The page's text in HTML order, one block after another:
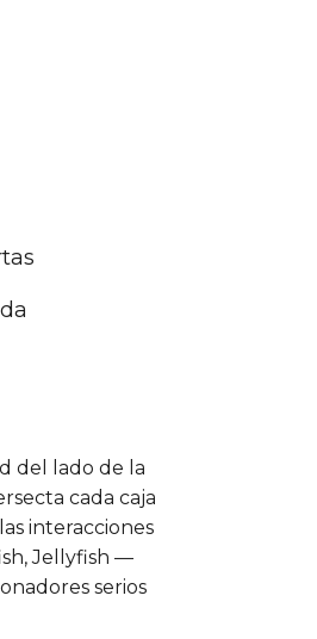
del lado de la
cada caja
interacciones
Jellyfish —
serios